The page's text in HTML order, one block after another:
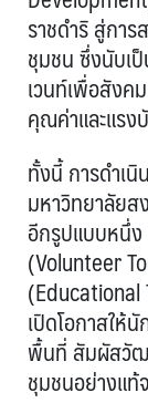
ราชดำริ สู่กา
ชุมชน ซึ่งนับเ
เวนท์เพื่อสัง
คุณค่าและแรง
ทั้งนี้ การดำเ
มหาวิทยาลัยส
อีกรูปแบบหนึ่ง
(Volunteer
(Educational
เปิดโอกาสให้
พื้นที่ สัมผัสวัฒ
ชุมชนอย่างแท้